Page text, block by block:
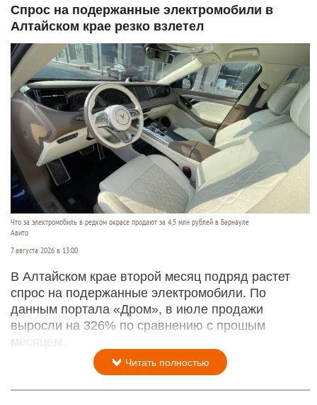
Спрос на подержанные электромобили в
Алтайском крае резко взлетел
Что за электромобиль в редком окрасе продают за 4,5 млн рублей в Барнауле
Авито
7 августа 2026 в 13:00
В Алтайском крае второй месяц подряд растет
спрос на подержанные электромобили. По
данным портала «Дром», в июле продажи
выросли на 326% по сравнению с прошым
месяцем.
Читать полностью